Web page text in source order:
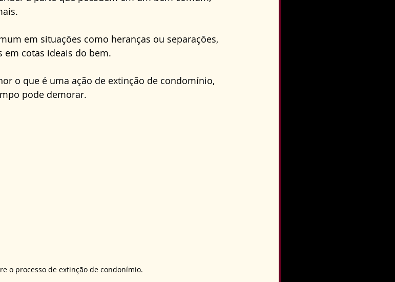
Direito da Saúde condo Direito Condominial
em situações como heranças ou separações,
cotas ideais do bem.
o que é uma ação de extinção de condomínio,
pode demorar.
o processo de extinção de condonímio.